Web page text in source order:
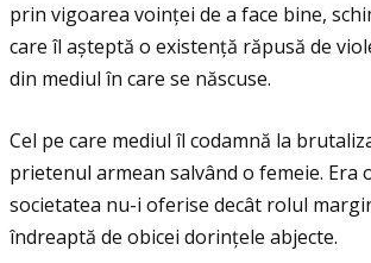
prin vigoarea voinţei de a face bine,
care îl așteptă o existenţă răpusă de
din mediul în care se născuse.
Cel pe care mediul îl codamnă la
prietenul armean salvând o femeie. Era
societatea nu-i oferise decât rolul
îndreaptă de obicei dorinţele abjecte.